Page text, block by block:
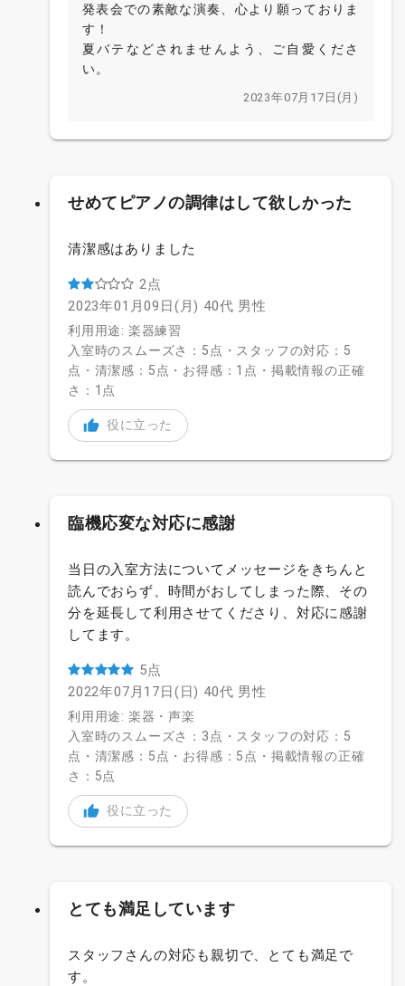
発表会での素敵な演奏、心より願っておりま
す！
夏バテなどされませんよう、ご自愛くださ
い。
2023年07月17日(月)
せめてピアノの調律はして欲しかった
清潔感はありました
2点
2023年01月09日(月) 40代 男性
利用用途: 楽器練習
入室時のスムーズさ：5点・スタッフの対応：5
点・清潔感：5点・お得感：1点・掲載情報の正確
さ：1点
役に立った
臨機応変な対応に感謝
当日の入室方法についてメッセージをきちんと
読んでおらず、時間がおしてしまった際、その
分を延長して利用させてくださり、対応に感謝
してます。
5点
2022年07月17日(日) 40代 男性
利用用途: 楽器・声楽
入室時のスムーズさ：3点・スタッフの対応：5
点・清潔感：5点・お得感：5点・掲載情報の正確
さ：5点
役に立った
とても満足しています
スタッフさんの対応も親切で、とても満足で
す。